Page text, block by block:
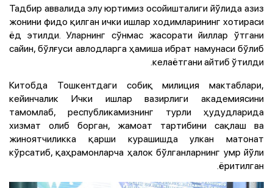
Тадбир аввалида элу юртимиз осойишталиги йўлида азиз
жонини фидо қилган ички ишлар ходимларининг хотираси
ёд этилди. Уларнинг сўнмас жасорати йиллар ўтгани
сайин, бўлғуси авлодларга ҳамиша ибрат намунаси бўлиб
келаётгани айтиб ўтилди.
Китобда Тошкентдаги собиқ милиция мактаблари,
кейинчалик Ички ишлар вазирлиги академиясини
тамомлаб, республикамизнинг турли ҳудудларида
хизмат олиб борган, жамоат тартибини сақлаш ва
жиноятчиликка қарши курашишда улкан матонат
кўрсатиб, қаҳрамонларча ҳалок бўлганларнинг умр йўли
ёритилган.